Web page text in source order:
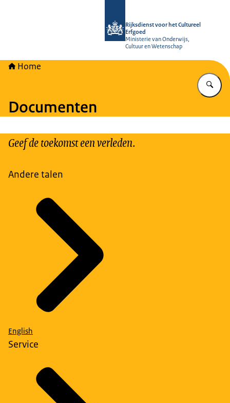
Rijksdienst voor het Cultureel
Erfgoed
Ministerie van Onderwijs,
Cultuur en Wetenschap
Home
Documenten
Geef de toekomst een verleden.
Andere talen
English
Service